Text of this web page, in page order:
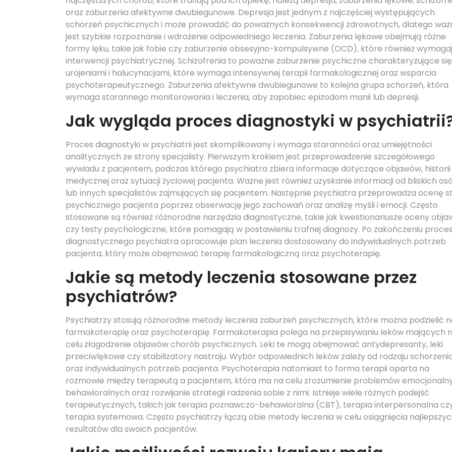
oraz zaburzenia afektywne dwubiegunowe. Depresja jest jednym z najczęściej występujących
schorzeń psychicznych i może prowadzić do poważnych konsekwencji zdrowotnych, dlatego
jest szybkie rozpoznanie i wdrożenie odpowiedniego leczenia. Zaburzenia lękowe obejmują różne
formy lęku, takie jak fobie czy zaburzenie obsesyjno-kompulsywne (OCD), które również
interwencji psychiatrycznej. Schizofrenia to poważne zaburzenie psychiczne charakteryzujące się
urojeniami i halucynacjami, które wymaga intensywnej terapii farmakologicznej oraz wsparcia
psychoterapeutycznego. Zaburzenia afektywne dwubiegunowe to kolejna grupa schorzeń, która
wymaga starannego monitorowania i leczenia, aby zapobiec epizodom manii lub depresji.
Jak wygląda proces diagnostyki w
Proces diagnostyki w psychiatrii jest skomplikowany i wymaga staranności oraz umiejętności
analitycznych ze strony specjalisty. Pierwszym krokiem jest przeprowadzenie szczegółowego
wywiadu z pacjentem, podczas którego psychiatra zbiera informacje dotyczące objawów, historii
medycznej oraz sytuacji życiowej pacjenta. Ważne jest również uzyskanie informacji od bliskich
lub innych specjalistów zajmujących się pacjentem. Następnie psychiatra przeprowadza ocenę
psychicznego pacjenta poprzez obserwację jego zachowań oraz analizę myśli i emocji. Często
stosowane są również różnorodne narzędzia diagnostyczne, takie jak kwestionariusze oceny
czy testy psychologiczne, które pomagają w postawieniu trafnej diagnozy. Po zakończeniu
diagnostycznego psychiatra opracowuje plan leczenia dostosowany do indywidualnych potrzeb
pacjenta, który może obejmować terapię farmakologiczną oraz psychoterapię.
Jakie są metody leczenia stosowane przez
psychiatrów?
Psychiatrzy stosują różnorodne metody leczenia zaburzeń psychicznych, które można podzielić
farmakoterapię oraz psychoterapię. Farmakoterapia polega na przepisywaniu leków mających
celu złagodzenie objawów chorób psychicznych. Leki te mogą obejmować antydepresanty, leki
przeciwlękowe czy stabilizatory nastroju. Wybór odpowiednich leków zależy od rodzaju
oraz indywidualnych potrzeb pacjenta. Psychoterapia natomiast to forma terapii oparta na
rozmowie między terapeutą a pacjentem, która ma na celu zrozumienie problemów
behawioralnych oraz rozwijanie strategii radzenia sobie z nimi. Istnieje wiele różnych podejść
terapeutycznych, takich jak terapia poznawczo-behawioralna (CBT), terapia interpersonalna
terapia systemowa. Często psychiatrzy łączą obie metody leczenia w celu osiągnięcia
rezultatów dla swoich pacjentów.